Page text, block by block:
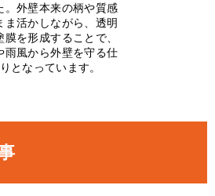
。外壁本来の柄や質感
ま活かしながら、透明
膜を形成することで、
雨風から外壁を守る仕
りとなっています。